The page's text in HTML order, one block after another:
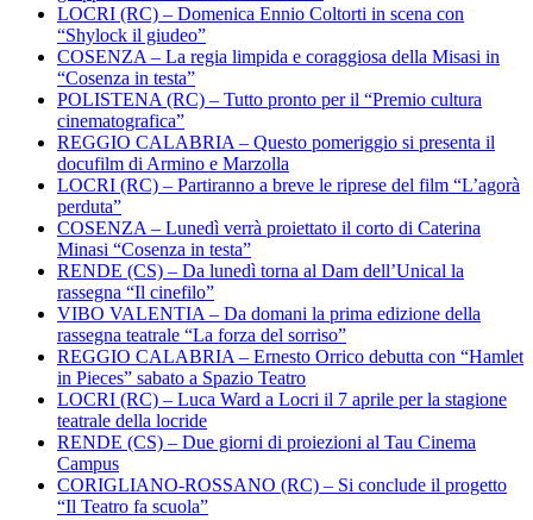
LOCRI (RC) – Domenica Ennio Coltorti in scena con
“Shylock il giudeo”
COSENZA – La regia limpida e coraggiosa della Misasi in
“Cosenza in testa”
POLISTENA (RC) – Tutto pronto per il “Premio cultura
cinematografica”
REGGIO CALABRIA – Questo pomeriggio si presenta il
docufilm di Armino e Marzolla
LOCRI (RC) – Partiranno a breve le riprese del film “L’agorà
perduta”
COSENZA – Lunedì verrà proiettato il corto di Caterina
Minasi “Cosenza in testa”
RENDE (CS) – Da lunedì torna al Dam dell’Unical la
rassegna “Il cinefilo”
VIBO VALENTIA – Da domani la prima edizione della
rassegna teatrale “La forza del sorriso”
REGGIO CALABRIA – Ernesto Orrico debutta con “Hamlet
in Pieces” sabato a Spazio Teatro
LOCRI (RC) – Luca Ward a Locri il 7 aprile per la stagione
teatrale della locride
RENDE (CS) – Due giorni di proiezioni al Tau Cinema
Campus
CORIGLIANO-ROSSANO (RC) – Si conclude il progetto
“Il Teatro fa scuola”